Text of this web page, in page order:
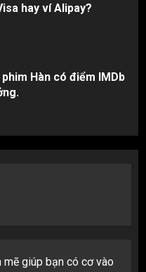
hay ví Alipay?
Hàn có điểm IMDb
mẽ giúp bạn có cơ vào